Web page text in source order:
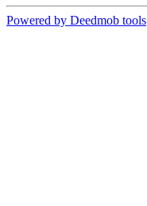
Powered by Deedmob tools